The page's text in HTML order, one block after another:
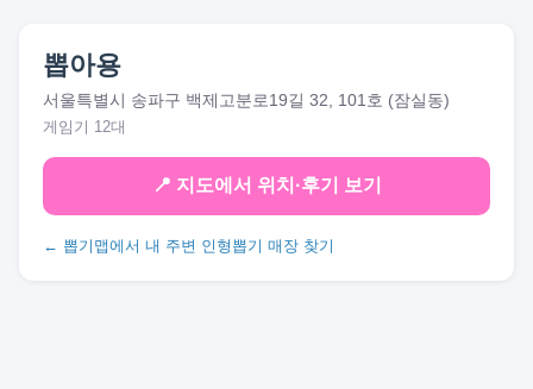
뽑아용
서울특별시 송파구 백제고분로19길 32, 101호 (잠실동)
게임기 12대
📍 지도에서 위치·후기 보기
← 뽑기맵에서 내 주변 인형뽑기 매장 찾기